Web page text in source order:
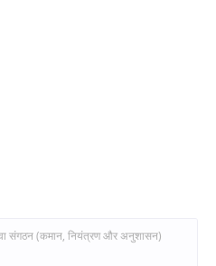
संगठन (कमान, नियंत्रण और अनुशासन)